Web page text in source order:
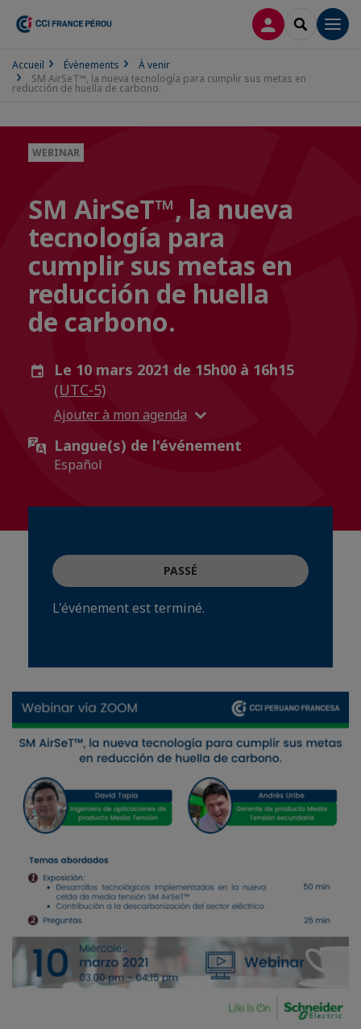
CONNEXION
Accueil Évènements
À venir
SM AirSeT™, la nueva tecnología para cumplir sus metas en
reducción de huella de carbono.
WEBINAR
SM AirSeT™, la nueva
tecnología para
cumplir sus metas en
reducción de huella
de carbono.
Le 10 mars 2021 de 15h00 à 16h15
(UTC-5)
Ajouter à mon agenda
Langue(s) de l'événement
Español
PASSÉ
L'événement est terminé.